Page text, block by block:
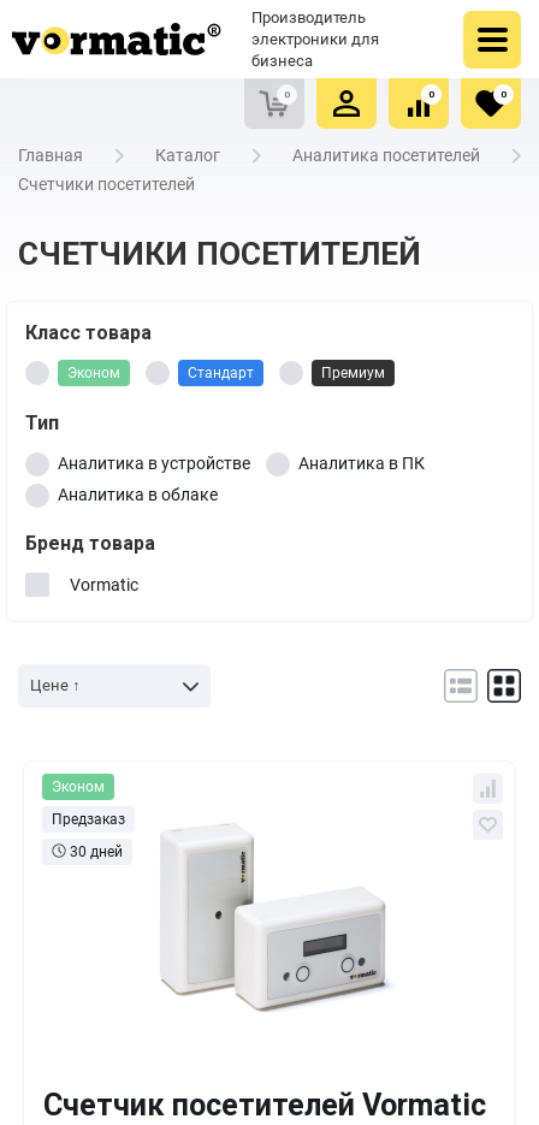
Производитель
электроники для
бизнеса
0
Очистить список сравнения
0
Очистить избранное
0
Главная Каталог
Аналитика посетителей
Счетчики посетителей
СЧЕТЧИКИ ПОСЕТИТЕЛЕЙ
Класс товара
Эконом Стандарт Премиум
Тип
Аналитика в устройстве
Аналитика в ПК
Аналитика в облаке
Бренд товара
Vormatic
Цене ↑
Эконом
Предзаказ
30 дней
Счетчик посетителей Vormatic